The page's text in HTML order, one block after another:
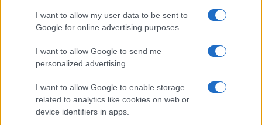
I want to allow my user data to be sent to
Google for online advertising purposes.
I want to allow Google to send me
personalized advertising.
I want to allow Google to enable storage
related to analytics like cookies on web or
device identifiers in apps.
l’incertezza. Serve a rendere le decisioni più
coerenti e trasparenti. Per un teen investor, la vera
tempo lungo. I numeri non sono un oracolo, ma uno
scudo contro l’entusiasmo del momento.